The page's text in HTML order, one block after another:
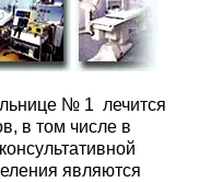
№ 1 лечится
в том числе в
являются